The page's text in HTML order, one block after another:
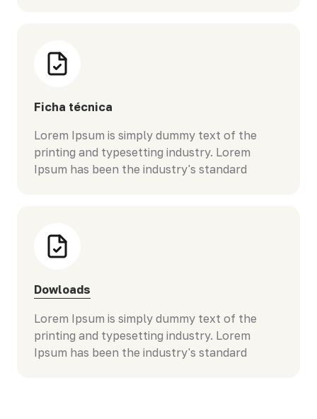
Ficha técnica
Lorem Ipsum is simply dummy text of the
printing and typesetting industry. Lorem
Ipsum has been the industry's standard
Dowloads
Lorem Ipsum is simply dummy text of the
printing and typesetting industry. Lorem
Ipsum has been the industry's standard